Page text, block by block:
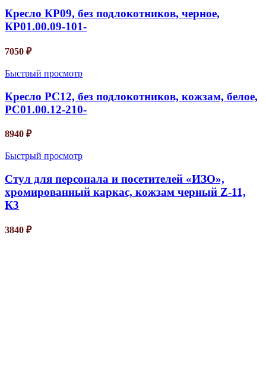
Кресло КР09, без подлокотников, черное,
КР01.00.09-101-
7050 ₽
Быстрый просмотр
Кресло РС12, без подлокотников, кожзам, белое,
РС01.00.12-210-
8940 ₽
Быстрый просмотр
Стул для персонала и посетителей «ИЗО»,
хромированный каркас, кожзам черный Z-11,
К3
3840 ₽